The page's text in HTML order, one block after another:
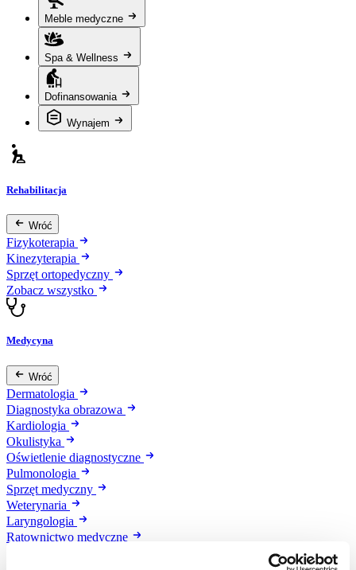
Meble medyczne
Spa & Wellness
Dofinansowania
Wynajem
Rehabilitacja
Wróć
Fizykoterapia
Kinezyterapia
Sprzęt ortopedyczny
Zobacz wszystko
Medycyna
Wróć
Dermatologia
Diagnostyka obrazowa
Kardiologia
Okulistyka
Oświetlenie diagnostyczne
Pulmonologia
Sprzęt medyczny
Weterynaria
Laryngologia
Ratownictwo medyczne